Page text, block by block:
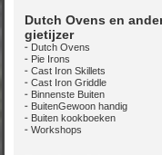
Dutch Ovens en
gietijzer
Dutch Ovens
Pie Irons
Cast Iron Skillets
Cast Iron Griddle
Binnenste Buiten
BuitenGewoon handig
Buiten kookboeken
Workshops